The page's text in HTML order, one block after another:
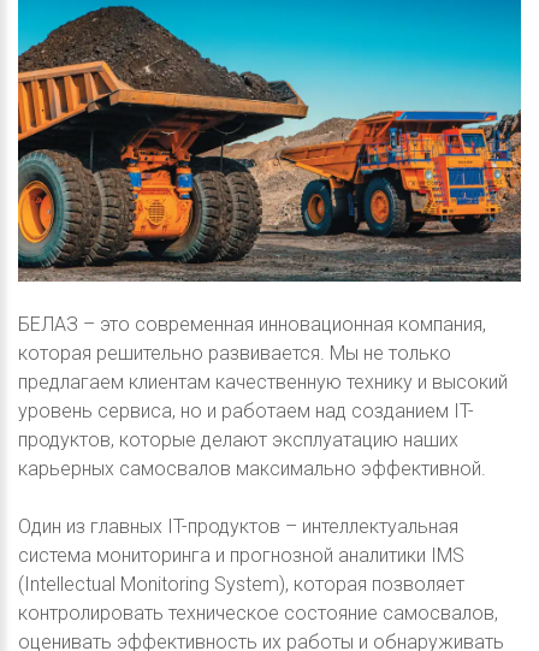
БЕЛАЗ – это современная инновационная компания,
которая решительно развивается. Мы не только
предлагаем клиентам качественную технику и высокий
уровень сервиса, но и работаем над созданием IT-
продуктов, которые делают эксплуатацию наших
карьерных самосвалов максимально эффективной.
Один из главных IT-продуктов – интеллектуальная
система мониторинга и прогнозной аналитики IMS
(Intellectual Monitoring System), которая позволяет
контролировать техническое состояние самосвалов,
оценивать эффективность их работы и обнаруживать